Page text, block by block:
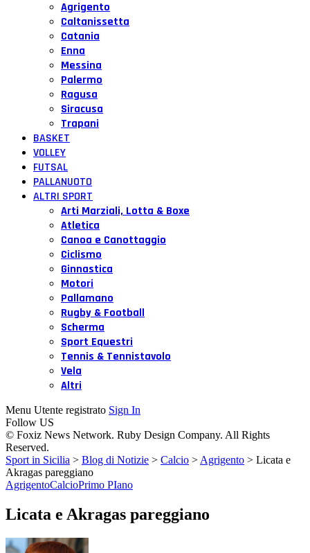
Agrigento
Caltanissetta
Catania
Enna
Messina
Palermo
Ragusa
Siracusa
Trapani
BASKET
VOLLEY
FUTSAL
PALLANUOTO
ALTRI SPORT
Arti Marziali, Lotta & Boxe
Atletica
Canoa e Canottaggio
Ciclismo
Ginnastica
Motori
Pallamano
Rugby & Football
Scherma
Sport Equestri
Tennis & Tennistavolo
Vela
Altri
Menu Utente registrato Sign In
Follow US
© Foxiz News Network. Ruby Design Company. All Rights
Reserved.
Sport in Sicilia > Blog di Notizie > Calcio > Agrigento > Licata e
Akragas pareggiano
AgrigentoCalcioPrimo PIano
Licata e Akragas pareggiano